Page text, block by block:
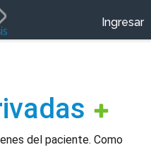
del paciente. Como
Ingresar